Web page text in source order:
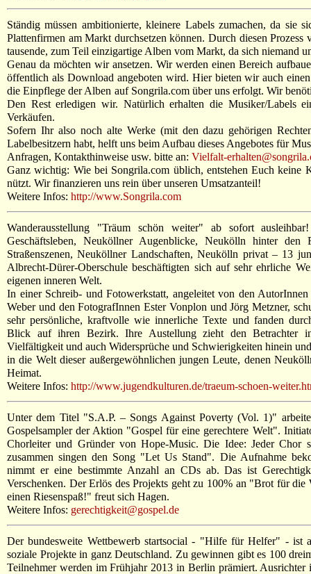
Ständig müssen ambitionierte, kleinere Labels zumachen, da sie
Plattenfirmen am Markt durchsetzen können. Durch diesen
tausende, zum Teil einzigartige Alben vom Markt, da sich niemand
Genau da möchten wir ansetzen. Wir werden einen Bereich
öffentlich als Download angeboten wird. Hier bieten wir auch
die Einpflege der Alben auf Songrila.com über uns erfolgt. Wir
Den Rest erledigen wir. Natürlich erhalten die Musiker/Labels
Verkäufen.
Sofern Ihr also noch alte Werke (mit den dazu gehörigen
Labelbesitzern habt, helft uns beim Aufbau dieses Angebotes für
Anfragen, Kontakthinweise usw. bitte an: Vielfalt-
Ganz wichtig: Wie bei Songrila.com üblich, entstehen Euch keine
nützt. Wir finanzieren uns rein über unseren Umsatzanteil!
Weitere Infos: http://www.Songrila.com
Wanderausstellung "Träum schön weiter" ab sofort
Geschäftsleben, Neuköllner Augenblicke, Neukölln hinter den
Straßenszenen, Neuköllner Landschaften, Neukölln privat – 13
Albrecht-Dürer-Oberschule beschäftigten sich auf sehr ehrliche
eigenen inneren Welt.
In einer Schreib- und Fotowerkstatt, angeleitet von den
Weber und den FotografInnen Ester Vonplon und Jörg Metzner,
sehr persönliche, kraftvolle wie innerliche Texte und fanden
Blick auf ihren Bezirk. Ihre Austellung zieht den Betrachter
Vielfältigkeit und auch Widersprüche und Schwierigkeiten hinein
in die Welt dieser außergewöhnlichen jungen Leute, denen
Heimat.
Weitere Infos: http://www.jugendkulturen.de/traeum-schoen-
Unter dem Titel "S.A.P. – Songs Against Poverty (Vol. 1)"
Gospelsampler der Aktion "Gospel für eine gerechtere Welt".
Chorleiter und Gründer von Hope-Music. Die Idee: Jeder Chor
zusammen singen den Song "Let Us Stand". Die Aufnahme
nimmt er eine bestimmte Anzahl an CDs ab. Das ist
Verschenken. Der Erlös des Projekts geht zu 100% an "Brot für
einen Riesenspaß!" freut sich Hagen.
Weitere Infos: gerechtigkeit@gospel.de
Der bundesweite Wettbewerb startsocial - "Hilfe für Helfer" - ist
soziale Projekte in ganz Deutschland. Zu gewinnen gibt es 100
Teilnehmer werden im Frühjahr 2013 in Berlin prämiert. Ausrichter